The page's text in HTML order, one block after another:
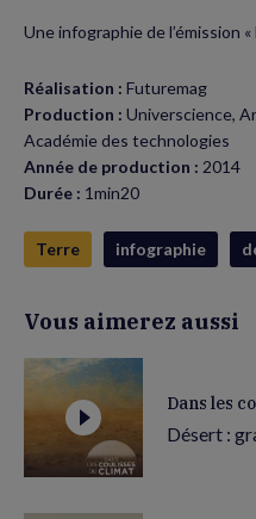
Une infographie de l’émission
Réalisation : Futuremag
Production : Universcience,
Académie des technologies
Année de production : 2014
Durée : 1min20
Terre infographie
Vous aimerez aussi
Dans les
Désert :